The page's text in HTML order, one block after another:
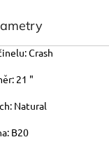
Crash
21 "
Natural
B20